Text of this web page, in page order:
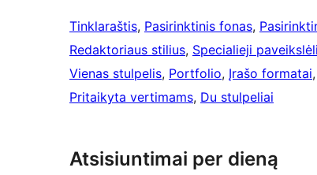
Tinklaraštis, Pasirinktinis fonas,
Redaktoriaus stilius, Specialieji
Vienas stulpelis, Portfolio, Įrašo formatai,
Pritaikyta vertimams, Du stulpeliai
Atsisiuntimai per dieną